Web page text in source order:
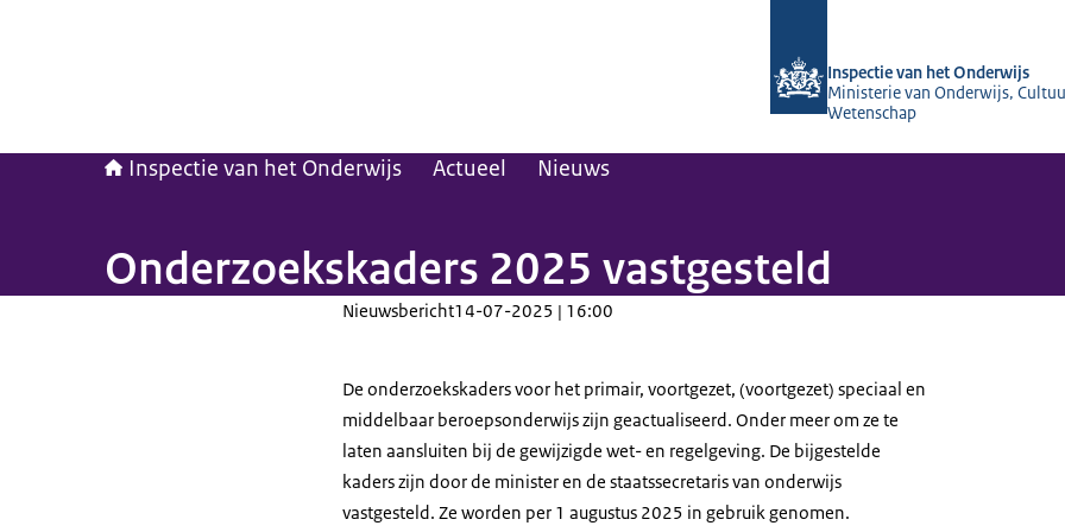
Inspectie van het Onderwijs
Ministerie van Onderwijs,
Wetenschap
Inspectie van het Onderwijs Actueel Nieuws
Onderzoekskaders 2025 vastgesteld
Nieuwsbericht14-07-2025 | 16:00
De onderzoekskaders voor het primair, voortgezet, (voortgezet) speciaal en
middelbaar beroepsonderwijs zijn geactualiseerd. Onder meer om ze te
laten aansluiten bij de gewijzigde wet- en regelgeving. De bijgestelde
kaders zijn door de minister en de staatssecretaris van onderwijs
vastgesteld. Ze worden per 1 augustus 2025 in gebruik genomen.